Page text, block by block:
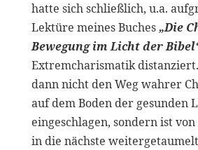
hatte sich schließlich, u.a.
Lektüre meines Buches„Die
Bewegung im Licht der
Extremcharismatik
dann nicht den Weg wahrer
auf dem Boden der gesunden
eingeschlagen, sondern ist
in die nächste